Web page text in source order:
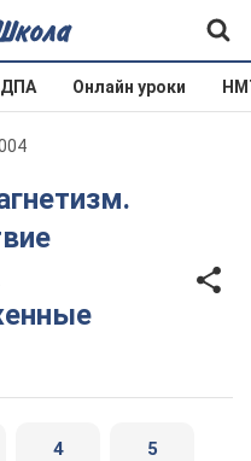
ДПА Онлайн уроки
4 5